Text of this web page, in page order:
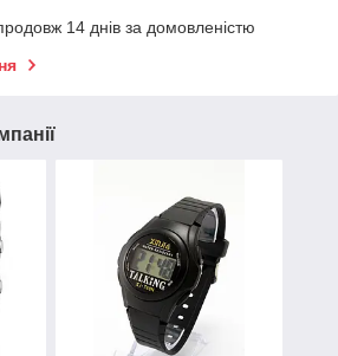
14 днів за домовленістю